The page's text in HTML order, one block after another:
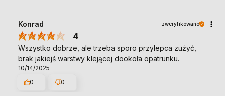
Konrad zweryfikowano
4
Wszystko dobrze, ale trzeba sporo przylepca zużyć,
brak jakiejś warstwy klejącej dookoła opatrunku.
10/14/2025
0
0